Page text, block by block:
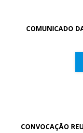
COMUNICADO
CONVOCAÇÃO